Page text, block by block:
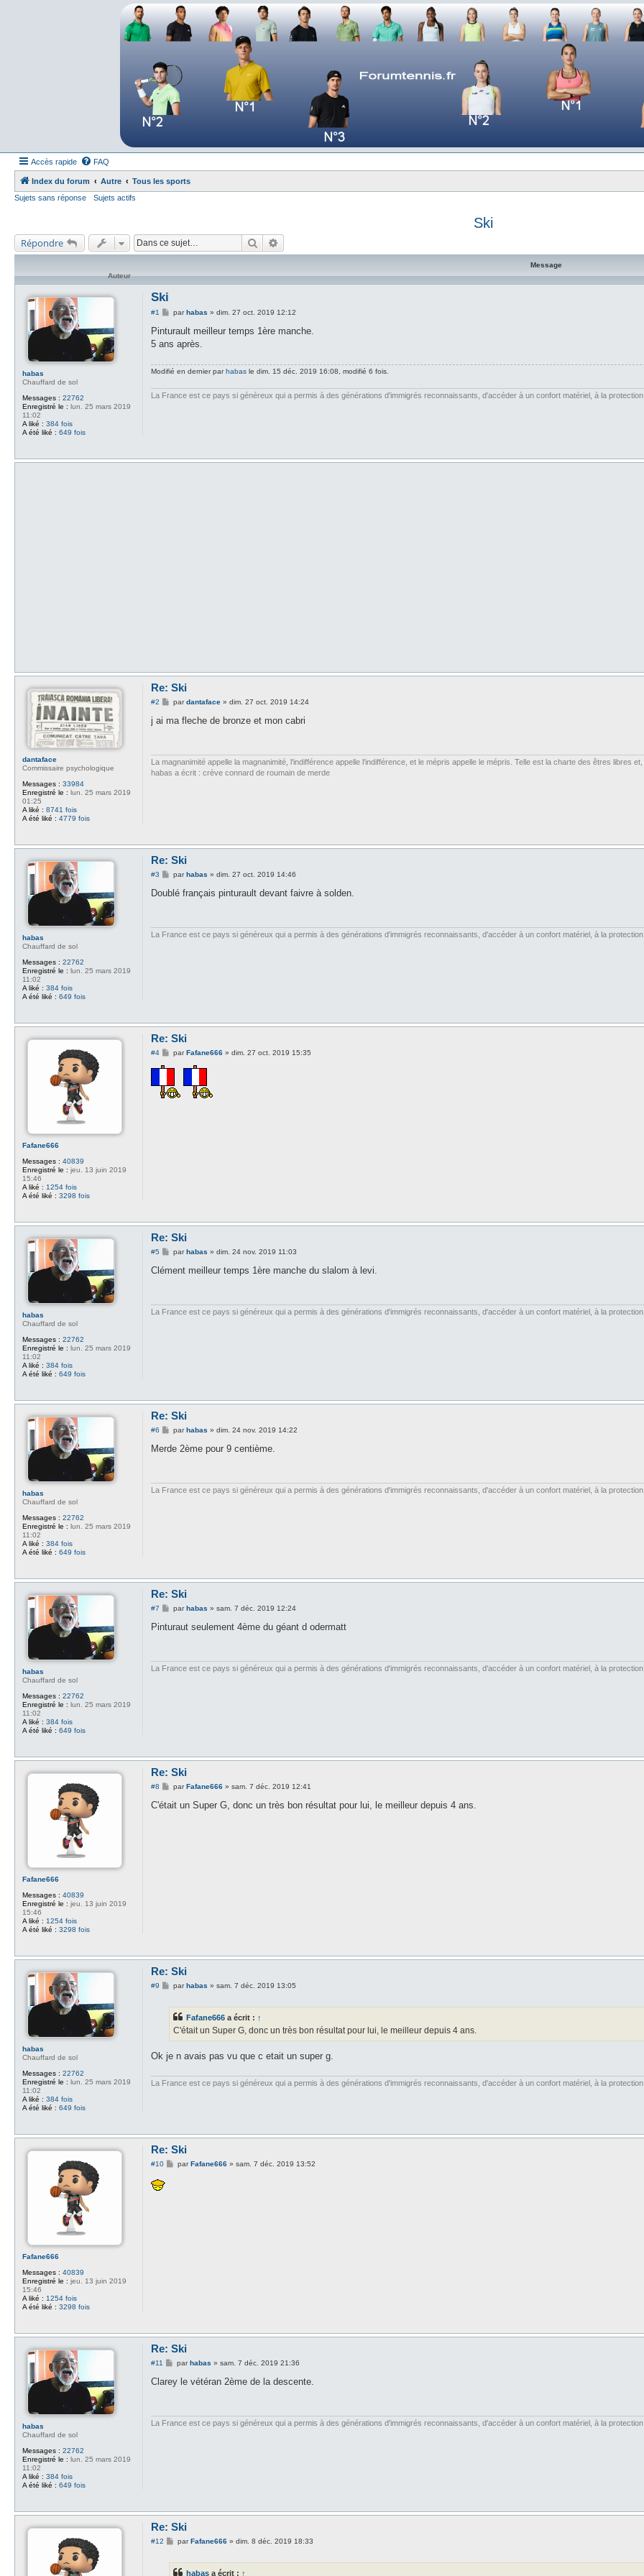
Le forum des passionnés de tennis
Accès rapide FAQ
Index du forum Autre
Tous les sports
Sujets sans réponse
Sujets actifs
Ski
Répondre Rechercher
Message
Auteur
habas
Chauffard de sol
Messages : 22762
Enregistré le : lun. 25 mars 2019
11:02
A liké : 384 fois
A été liké : 649 fois
Ski
#1
M
s
a
e
parhabas »dim. 27 oct. 2019 12:12
Pinturault meilleur temps 1ère manche.
5 ans après.
Modifié en dernier parhabas le dim. 15 déc. 2019 16:08, modifié 6 fois.
La France est ce pays si généreux qui a permis à des générations d'immigrés reconnaissants, d'accéder à un confort matériel, à la
dantaface
Commissaire psychologique
Messages : 33984
Enregistré le : lun. 25 mars 2019
01:25
A liké : 8741 fois
A été liké : 4779 fois
Re: Ski
#2
M
s
pardantaface »dim. 27 oct. 2019 14:24
j ai ma fleche de bronze et mon cabri
La magnanimité appelle la magnanimité, l'indifférence appelle l'indifférence, et le mépris appelle le mépris. Telle est la charte des êtres libres
habas a écrit : crève connard de roumain de merde
habas
Chauffard de sol
Messages : 22762
Enregistré le : lun. 25 mars 2019
11:02
A liké : 384 fois
A été liké : 649 fois
Re: Ski
#3
M
s
parhabas »dim. 27 oct. 2019 14:46
Doublé français pinturault devant faivre à solden.
La France est ce pays si généreux qui a permis à des générations d'immigrés reconnaissants, d'accéder à un confort matériel, à la
Fafane666
Messages : 40839
Enregistré le : jeu. 13 juin 2019
15:46
A liké : 1254 fois
A été liké : 3298 fois
Re: Ski
#4
M
s
a
g
parFafane666 »dim. 27 oct. 2019 15:35
habas
Chauffard de sol
Messages : 22762
Enregistré le : lun. 25 mars 2019
11:02
A liké : 384 fois
A été liké : 649 fois
Re: Ski
#5
M
s
parhabas »dim. 24 nov. 2019 11:03
Clément meilleur temps 1ère manche du slalom à levi.
La France est ce pays si généreux qui a permis à des générations d'immigrés reconnaissants, d'accéder à un confort matériel, à la
habas
Chauffard de sol
Messages : 22762
Enregistré le : lun. 25 mars 2019
11:02
A liké : 384 fois
A été liké : 649 fois
Re: Ski
#6
M
s
parhabas »dim. 24 nov. 2019 14:22
Merde 2ème pour 9 centième.
La France est ce pays si généreux qui a permis à des générations d'immigrés reconnaissants, d'accéder à un confort matériel, à la
habas
Chauffard de sol
Messages : 22762
Enregistré le : lun. 25 mars 2019
11:02
A liké : 384 fois
A été liké : 649 fois
Re: Ski
#7
M
s
parhabas »sam. 7 déc. 2019 12:24
Pinturaut seulement 4ème du géant d odermatt
La France est ce pays si généreux qui a permis à des générations d'immigrés reconnaissants, d'accéder à un confort matériel, à la
Fafane666
Messages : 40839
Enregistré le : jeu. 13 juin 2019
15:46
A liké : 1254 fois
A été liké : 3298 fois
Re: Ski
#8
M
s
parFafane666 »sam. 7 déc. 2019 12:41
C'était un Super G, donc un très bon résultat pour lui, le meilleur depuis 4 ans.
habas
Chauffard de sol
Messages : 22762
Enregistré le : lun. 25 mars 2019
11:02
A liké : 384 fois
A été liké : 649 fois
Re: Ski
#9
M
a
g
parhabas »sam. 7 déc. 2019 13:05
Fafane666 a écrit : ↑
C'était un Super G, donc un très bon résultat pour lui, le meilleur depuis 4 ans.
Ok je n avais pas vu que c etait un super g.
La France est ce pays si généreux qui a permis à des générations d'immigrés reconnaissants, d'accéder à un confort matériel, à la
Fafane666
Messages : 40839
Enregistré le : jeu. 13 juin 2019
15:46
A liké : 1254 fois
A été liké : 3298 fois
Re: Ski
#10
MparFafane666 »sam. 7 déc. 2019 13:52
habas
Chauffard de sol
Messages : 22762
Enregistré le : lun. 25 mars 2019
11:02
A liké : 384 fois
A été liké : 649 fois
Re: Ski
#11
M
s
s
parhabas »sam. 7 déc. 2019 21:36
Clarey le vétéran 2ème de la descente.
La France est ce pays si généreux qui a permis à des générations d'immigrés reconnaissants, d'accéder à un confort matériel, à la
Re: Ski
#12
MparFafane666 »dim. 8 déc. 2019 18:33
habas a écrit : ↑